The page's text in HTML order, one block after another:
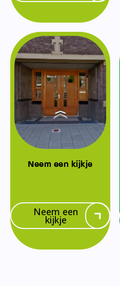
Neem een kijkje
Neem een
kijkje